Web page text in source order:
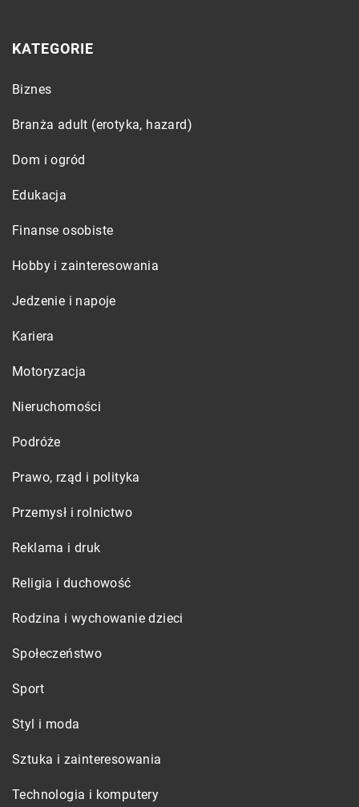
KATEGORIE
Biznes
Branża adult (erotyka, hazard)
Dom i ogród
Edukacja
Finanse osobiste
Hobby i zainteresowania
Jedzenie i napoje
Kariera
Motoryzacja
Nieruchomości
Podróże
Prawo, rząd i polityka
Przemysł i rolnictwo
Reklama i druk
Religia i duchowość
Rodzina i wychowanie dzieci
Społeczeństwo
Sport
Styl i moda
Sztuka i zainteresowania
Technologia i komputery